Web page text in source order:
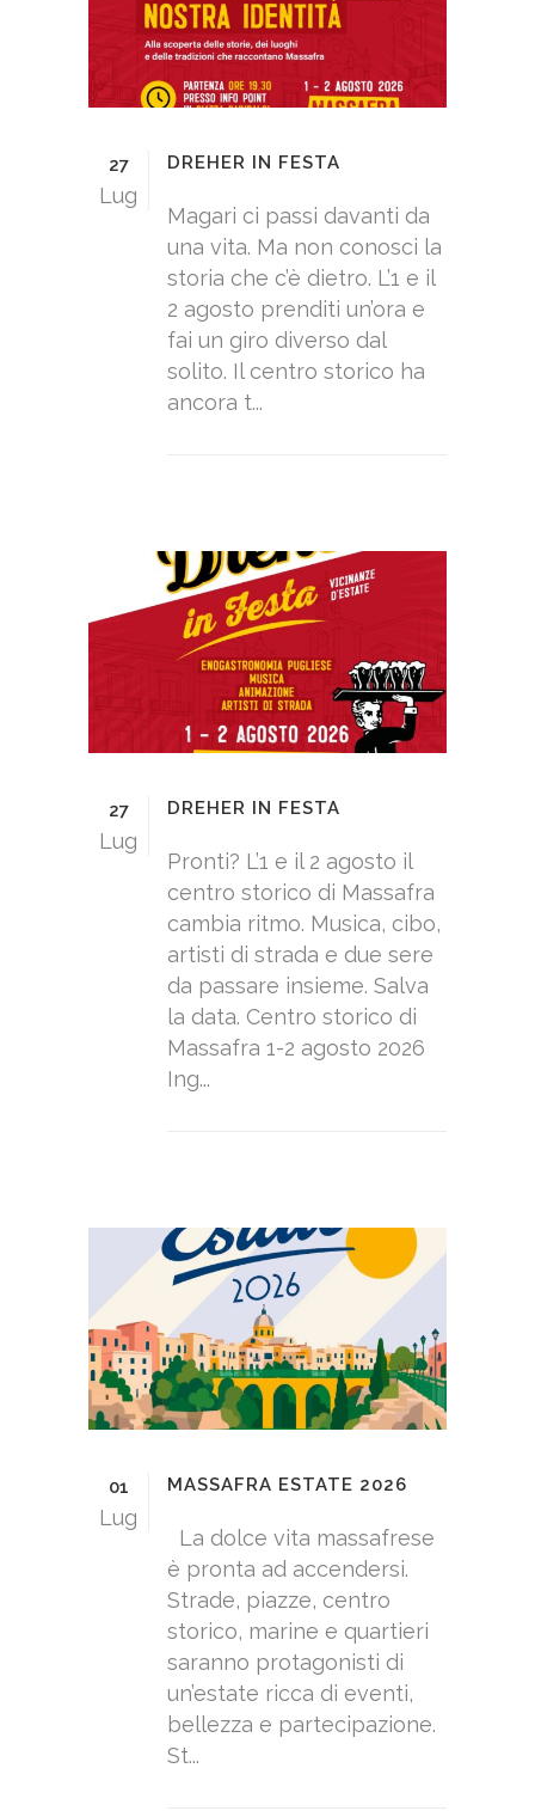
27
Lug
DREHER IN FESTA
Magari ci passi davanti da
una vita. Ma non conosci la
storia che c’è dietro. L’1 e il
2 agosto prenditi un’ora e
fai un giro diverso dal
solito. Il centro storico ha
ancora t...
27
Lug
DREHER IN FESTA
Pronti? L’1 e il 2 agosto il
centro storico di Massafra
cambia ritmo. Musica, cibo,
artisti di strada e due sere
da passare insieme. Salva
la data. Centro storico di
Massafra 1-2 agosto 2026
Ing...
01
Lug
MASSAFRA ESTATE 2026
La dolce vita massafrese
è pronta ad accendersi.
Strade, piazze, centro
storico, marine e quartieri
saranno protagonisti di
un’estate ricca di eventi,
bellezza e partecipazione.
St...